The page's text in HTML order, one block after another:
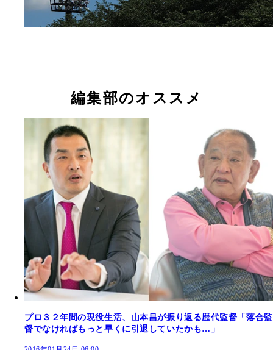
編集部のオススメ
プロ３２年間の現役生活、山本昌が振り返る歴代監督「落合監
督でなければもっと早くに引退していたかも…」